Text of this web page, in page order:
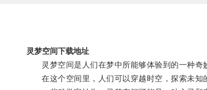
灵梦空间下载地址
灵梦空间是人们在梦中所能够体验到的一种奇
在这个空间里，人们可以穿越时空，探索未知